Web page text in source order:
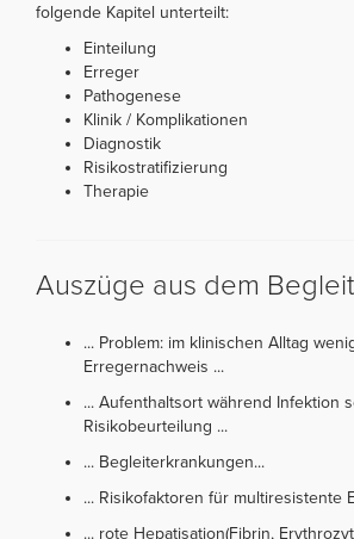
folgende Kapitel unterteilt:
Einteilung
Erreger
Pathogenese
Klinik / Komplikationen
Diagnostik
Risikostratifizierung
Therapie
Auszüge aus dem
... Problem: im klinischen Alltag
Erregernachweis ...
... Aufenthaltsort während Infektion
Risikobeurteilung ...
... Begleiterkrankungen...
... Risikofaktoren für multiresistente
... rote Hepatisation(Fibrin,